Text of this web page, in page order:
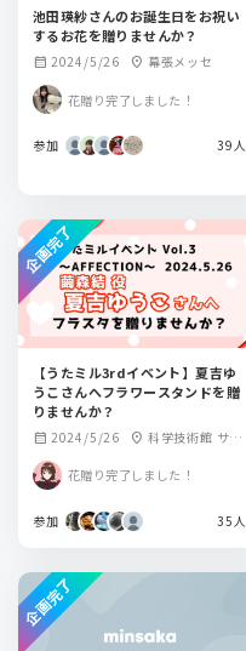
池田瑛紗さんのお誕生日をお祝い
するお花を贈りませんか？
calendar_month 2024/5/26 location_on 幕張メッセ
花贈り完了しました！
参加 39人
【うたミル3rdイベント】夏吉ゆ
うこさんへフラワースタンドを贈
りませんか？
calendar_month 2024/5/26 location_on 科学技術館 サイ
花贈り完了しました！
参加 35人
企画完了
企画完了